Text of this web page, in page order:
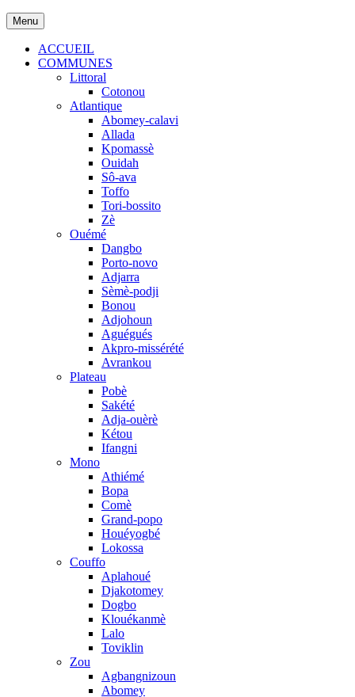
Menu
ACCUEIL
COMMUNES
Littoral
Cotonou
Atlantique
Abomey-calavi
Allada
Kpomassè
Ouidah
Sô-ava
Toffo
Tori-bossito
Zè
Ouémé
Dangbo
Porto-novo
Adjarra
Sèmè-podji
Bonou
Adjohoun
Aguégués
Akpro-missérété
Avrankou
Plateau
Pobè
Sakété
Adja-ouèrè
Kétou
Ifangni
Mono
Athiémé
Bopa
Comè
Grand-popo
Houéyogbé
Lokossa
Couffo
Aplahoué
Djakotomey
Dogbo
Klouékanmè
Lalo
Toviklin
Zou
Agbangnizoun
Abomey